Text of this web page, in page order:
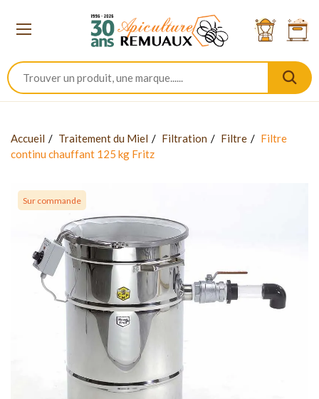
Accueil Traitement du Miel Filtration Filtre
Filtre
continu chauffant 125 kg Fritz
Sur commande